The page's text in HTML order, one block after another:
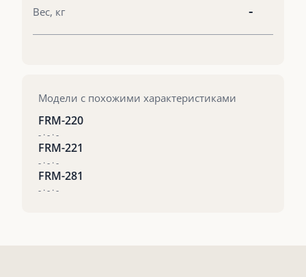
Вес, кг -
Модели с похожими характеристиками
FRM-220
- · - · -
FRM-221
- · - · -
FRM-281
- · - · -